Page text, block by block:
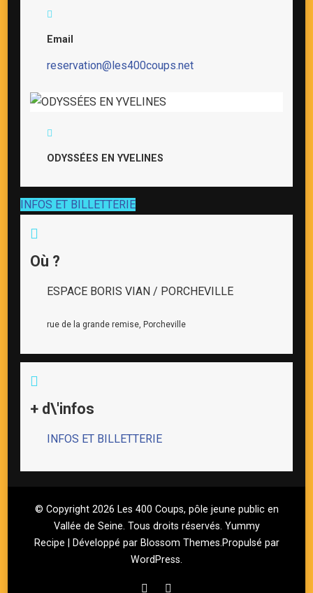
Email
reservation@les400coups.net
ODYSSÉES EN YVELINES
INFOS ET BILLETTERIE
Où ?
ESPACE BORIS VIAN / PORCHEVILLE
rue de la grande remise, Porcheville
+ d\'infos
INFOS ET BILLETTERIE
© Copyright 2026 Les 400 Coups, pôle jeune public en
Vallée de Seine . Tous droits réservés. Yummy
Recipe | Développé par Blossom Themes .Propulsé par
WordPress